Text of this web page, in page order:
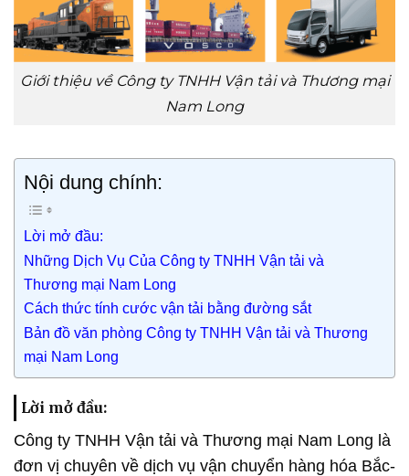
Giới thiệu về Công ty TNHH Vận tải và Thương mại
Nam Long
Nội dung chính:
Lời mở đầu:
Những Dịch Vụ Của Công ty TNHH Vận tải và
Thương mại Nam Long
Cách thức tính cước vận tải bằng đường sắt
Bản đồ văn phòng Công ty TNHH Vận tải và Thương
mại Nam Long
Lời mở đầu:
Công ty TNHH Vận tải và Thương mại Nam Long là
đơn vị chuyên về dịch vụ vận chuyển hàng hóa Bắc-